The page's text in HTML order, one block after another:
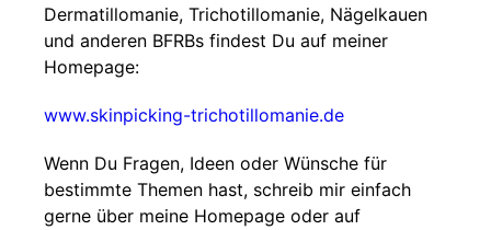
Dermatillomanie, Trichotillomanie, Nägelkauen
und anderen BFRBs findest Du auf meiner
Homepage:
www.skinpicking-trichotillomanie.de
Wenn Du Fragen, Ideen oder Wünsche für
bestimmte Themen hast, schreib mir einfach
gerne über meine Homepage oder auf